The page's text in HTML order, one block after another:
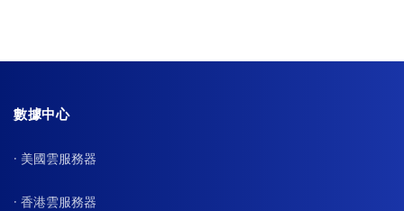
數據中心
· 美國雲服務器
· 香港雲服務器